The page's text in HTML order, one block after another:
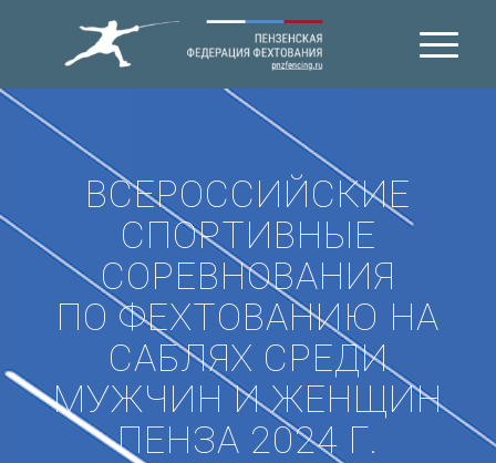
ВСЕРОССИЙСКИЕ
СПОРТИВНЫЕ
СОРЕВНОВАНИЯ
ПО ФЕХТОВАНИЮ НА
САБЛЯХ СРЕДИ
МУЖЧИН И ЖЕНЩИН
ПЕНЗА 2024 Г.